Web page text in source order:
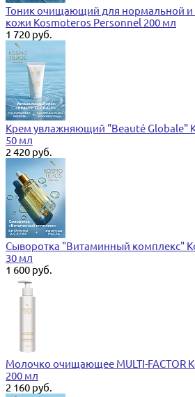
Тоник очищающий для нормальной
кожи Kosmoteros Personnel 200 мл
1 720 руб.
Крем увлажняющий "Beauté Globale"
50 мл
2 420 руб.
Сыворотка "Витаминный комплекс"
30 мл
1 600 руб.
Молочко очищающее MULTI-FACTOR
200 мл
2 160 руб.